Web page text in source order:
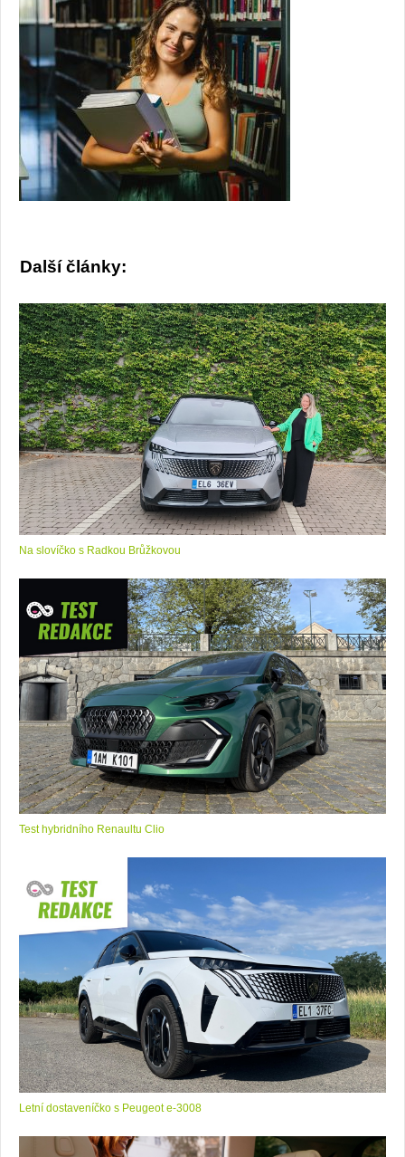
Další články:
Na slovíčko s Radkou Brůžkovou
Test hybridního Renaultu Clio
Letní dostaveníčko s Peugeot e-3008